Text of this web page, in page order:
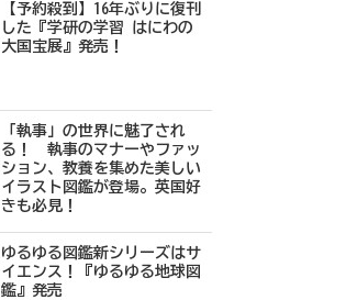
【予約殺到】16年ぶりに復刊
した『学研の学習 はにわの
大国宝展』発売！
「執事」の世界に魅了され
る！ 執事のマナーやファッ
ション、教養を集めた美しい
イラスト図鑑が登場。英国好
きも必見！
ゆるゆる図鑑新シリーズはサ
イエンス！『ゆるゆる地球図
鑑』発売